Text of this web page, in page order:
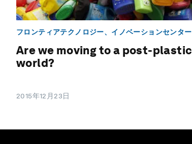
フロンティアテクノロジー、イノベーションセンター
Are we moving to a post-plastic
world?
2015年12月23日